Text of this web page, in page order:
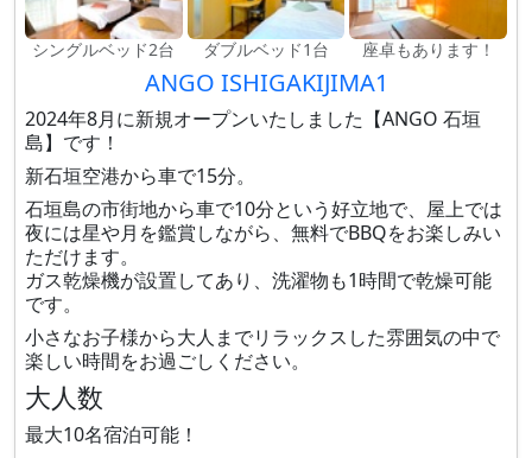
シングルベッド2台 ダブルベッド1台 座卓もあります！
ANGO ISHIGAKIJIMA1
2024年8月に新規オープンいたしました【ANGO 石垣
島】です！
新石垣空港から車で15分。
石垣島の市街地から車で10分という好立地で、屋上では
夜には星や月を鑑賞しながら、無料でBBQをお楽しみい
ただけます。
ガス乾燥機が設置してあり、洗濯物も1時間で乾燥可能
です。
小さなお子様から大人までリラックスした雰囲気の中で
楽しい時間をお過ごしください。
大人数
最大10名宿泊可能！